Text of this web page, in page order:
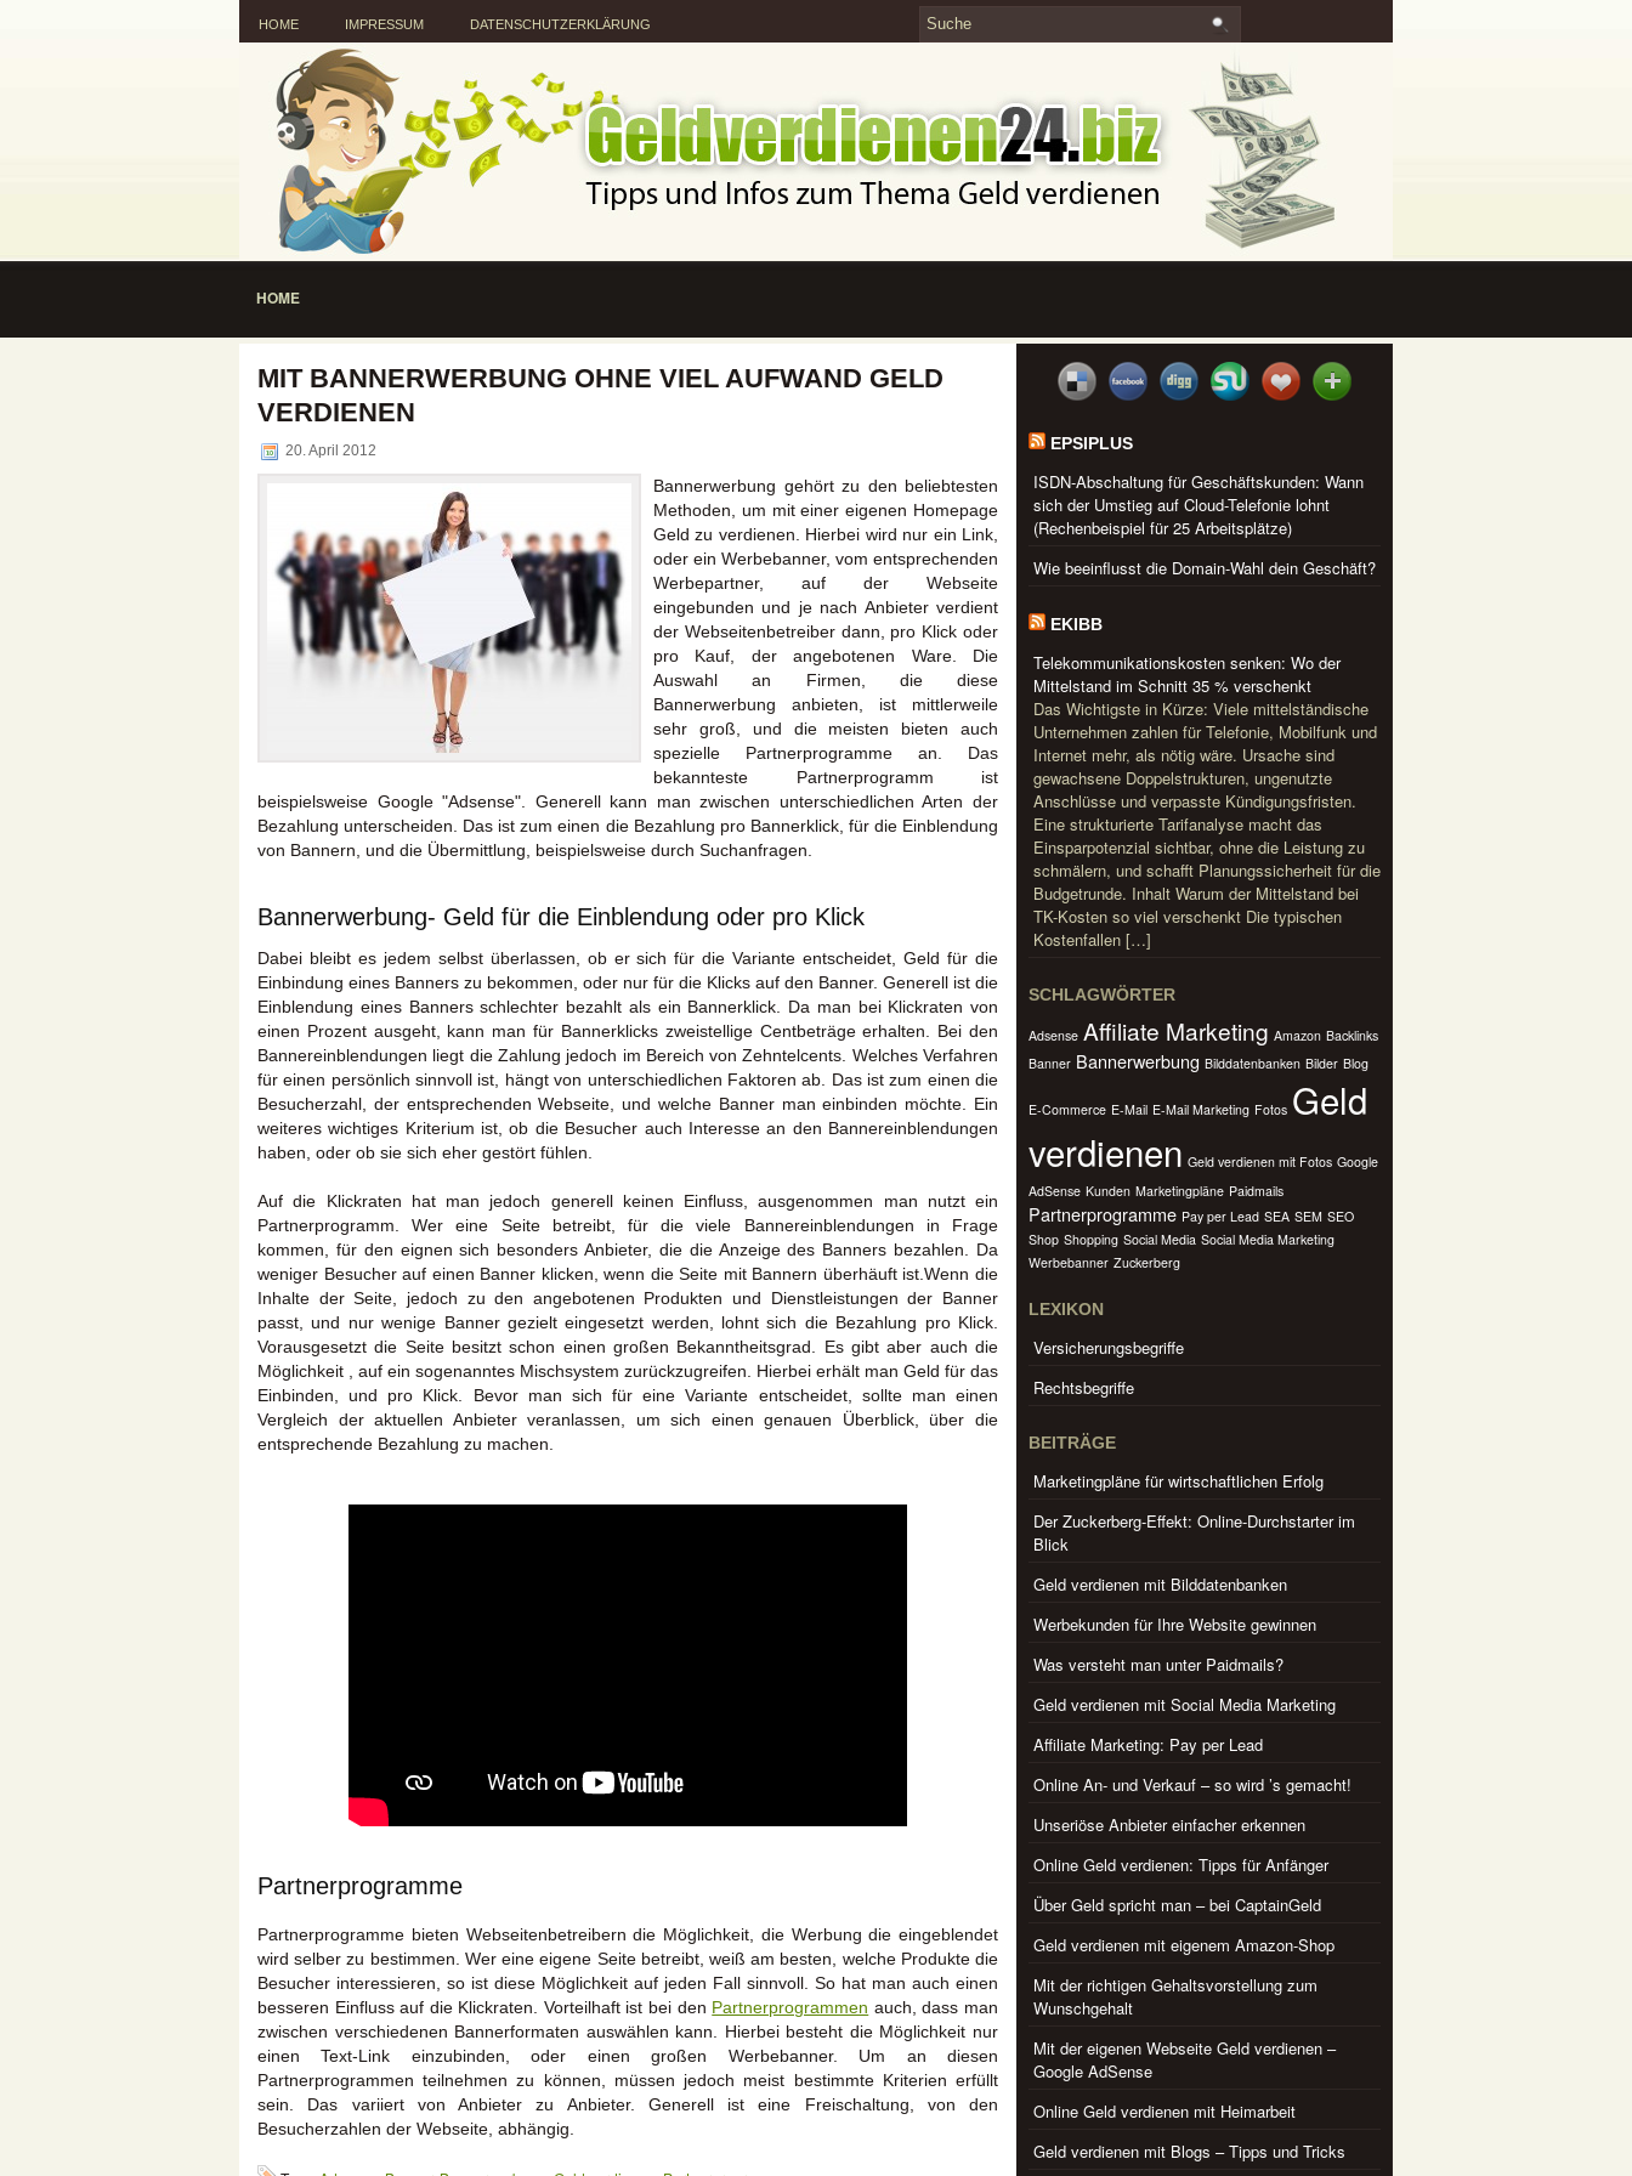
HOME IMPRESSUM DATENSCHUTZERKLÄRUNG
HOME
MIT BANNERWERBUNG OHNE VIEL AUFWAND GELD
VERDIENEN
20. April 2012
Bannerwerbung gehört zu den beliebtesten
Methoden, um mit einer eigenen Homepage
Geld zu verdienen. Hierbei wird nur ein Link,
oder ein Werbebanner, vom entsprechenden
Werbepartner, auf der Webseite
eingebunden und je nach Anbieter verdient
der Webseitenbetreiber dann, pro Klick oder
pro Kauf, der angebotenen Ware. Die
Auswahl an Firmen, die diese
Bannerwerbung anbieten, ist mittlerweile
sehr groß, und die meisten bieten auch
spezielle Partnerprogramme an. Das
bekannteste Partnerprogramm ist
beispielsweise Google "Adsense". Generell kann man zwischen unterschiedlichen Arten der
Bezahlung unterscheiden. Das ist zum einen die Bezahlung pro Bannerklick, für die Einblendung
von Bannern, und die Übermittlung, beispielsweise durch Suchanfragen.
Bannerwerbung- Geld für die Einblendung oder pro Klick
Dabei bleibt es jedem selbst überlassen, ob er sich für die Variante entscheidet, Geld für die
Einbindung eines Banners zu bekommen, oder nur für die Klicks auf den Banner. Generell ist die
Einblendung eines Banners schlechter bezahlt als ein Bannerklick. Da man bei Klickraten von
einen Prozent ausgeht, kann man für Bannerklicks zweistellige Centbeträge erhalten. Bei den
Bannereinblendungen liegt die Zahlung jedoch im Bereich von Zehntelcents. Welches Verfahren
für einen persönlich sinnvoll ist, hängt von unterschiedlichen Faktoren ab. Das ist zum einen die
Besucherzahl, der entsprechenden Webseite, und welche Banner man einbinden möchte. Ein
weiteres wichtiges Kriterium ist, ob die Besucher auch Interesse an den Bannereinblendungen
haben, oder ob sie sich eher gestört fühlen.
Auf die Klickraten hat man jedoch generell keinen Einfluss, ausgenommen man nutzt ein
Partnerprogramm. Wer eine Seite betreibt, für die viele Bannereinblendungen in Frage
kommen, für den eignen sich besonders Anbieter, die die Anzeige des Banners bezahlen. Da
weniger Besucher auf einen Banner klicken, wenn die Seite mit Bannern überhäuft ist.Wenn die
Inhalte der Seite, jedoch zu den angebotenen Produkten und Dienstleistungen der Banner
passt, und nur wenige Banner gezielt eingesetzt werden, lohnt sich die Bezahlung pro Klick.
Vorausgesetzt die Seite besitzt schon einen großen Bekanntheitsgrad. Es gibt aber auch die
Möglichkeit , auf ein sogenanntes Mischsystem zurückzugreifen. Hierbei erhält man Geld für das
Einbinden, und pro Klick. Bevor man sich für eine Variante entscheidet, sollte man einen
Vergleich der aktuellen Anbieter veranlassen, um sich einen genauen Überblick, über die
entsprechende Bezahlung zu machen.
Partnerprogramme
Partnerprogramme bieten Webseitenbetreibern die Möglichkeit, die Werbung die eingeblendet
wird selber zu bestimmen. Wer eine eigene Seite betreibt, weiß am besten, welche Produkte die
Besucher interessieren, so ist diese Möglichkeit auf jeden Fall sinnvoll. So hat man auch einen
besseren Einfluss auf die Klickraten. Vorteilhaft ist bei den Partnerprogrammen auch, dass man
zwischen verschiedenen Bannerformaten auswählen kann. Hierbei besteht die Möglichkeit nur
einen Text-Link einzubinden, oder einen großen Werbebanner. Um an diesen
Partnerprogrammen teilnehmen zu können, müssen jedoch meist bestimmte Kriterien erfüllt
sein. Das variiert von Anbieter zu Anbieter. Generell ist eine Freischaltung, von den
Besucherzahlen der Webseite, abhängig.
EPSIPLUS
ISDN-Abschaltung für Geschäftskunden: Wann
sich der Umstieg auf Cloud-Telefonie lohnt
(Rechenbeispiel für 25 Arbeitsplätze)
Wie beeinflusst die Domain-Wahl dein Geschäft?
EKIBB
Telekommunikationskosten senken: Wo der
Mittelstand im Schnitt 35 % verschenkt
Das Wichtigste in Kürze: Viele mittelständische
Unternehmen zahlen für Telefonie, Mobilfunk und
Internet mehr, als nötig wäre. Ursache sind
gewachsene Doppelstrukturen, ungenutzte
Anschlüsse und verpasste Kündigungsfristen.
Eine strukturierte Tarifanalyse macht das
Einsparpotenzial sichtbar, ohne die Leistung zu
schmälern, und schafft Planungssicherheit für die
Budgetrunde. Inhalt Warum der Mittelstand bei
TK-Kosten so viel verschenkt Die typischen
Kostenfallen […]
SCHLAGWÖRTER
Adsense Affiliate Marketing Amazon Backlinks
Banner Bannerwerbung Bilddatenbanken Bilder Blog
E-Commerce E-Mail E-Mail Marketing Fotos Geld
verdienen Geld verdienen mit Fotos Google
AdSense Kunden Marketingpläne Paidmails
Partnerprogramme Pay per Lead SEA SEM SEO
Shop Shopping Social Media Social Media Marketing
Werbebanner Zuckerberg
LEXIKON
Versicherungsbegriffe
Rechtsbegriffe
BEITRÄGE
Marketingpläne für wirtschaftlichen Erfolg
Der Zuckerberg-Effekt: Online-Durchstarter im
Blick
Geld verdienen mit Bilddatenbanken
Werbekunden für Ihre Website gewinnen
Was versteht man unter Paidmails?
Geld verdienen mit Social Media Marketing
Affiliate Marketing: Pay per Lead
Online An- und Verkauf – so wird ’s gemacht!
Unseriöse Anbieter einfacher erkennen
Online Geld verdienen: Tipps für Anfänger
Über Geld spricht man – bei CaptainGeld
Geld verdienen mit eigenem Amazon-Shop
Mit der richtigen Gehaltsvorstellung zum
Wunschgehalt
Mit der eigenen Webseite Geld verdienen –
Google AdSense
Online Geld verdienen mit Heimarbeit
Geld verdienen mit Blogs – Tipps und Tricks